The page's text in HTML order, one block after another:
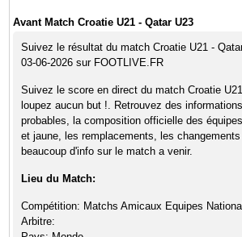
Avant Match Croatie U21 - Qatar U23
Suivez le résultat du match Croatie U21 -
03-06-2026 sur FOOTLIVE.FR
Suivez le score en direct du match Croatie
loupez aucun but !. Retrouvez des
probables, la composition officielle des
et jaune, les remplacements, les
beaucoup d'info sur le match a venir.
Lieu du Match:
Compétition: Matchs Amicaux Equipes
Arbitre: